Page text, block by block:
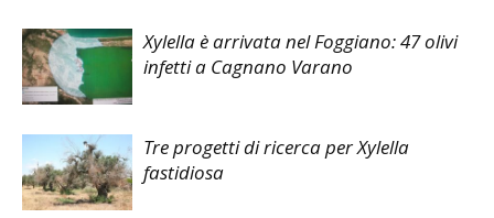
Xylella è arrivata nel Foggiano: 47 olivi
infetti a Cagnano Varano
Tre progetti di ricerca per Xylella
fastidiosa